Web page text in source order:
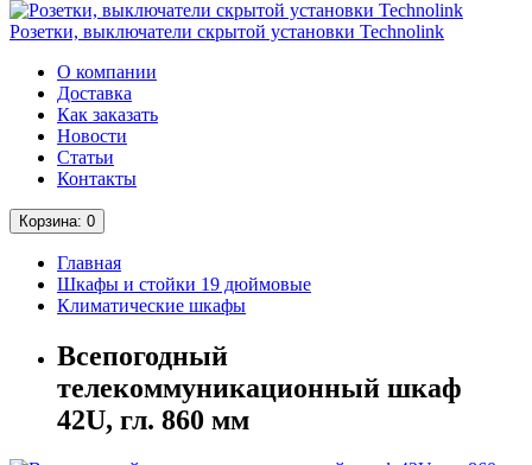
Розетки, выключатели скрытой установки Technolink
О компании
Доставка
Как заказать
Новости
Статьи
Контакты
Корзина: 0
Главная
Шкафы и стойки 19 дюймовые
Климатические шкафы
Всепогодный
телекоммуникационный шкаф
42U, гл. 860 мм